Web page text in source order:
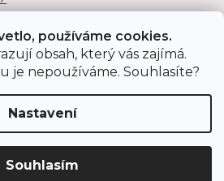
používáme cookies.
obsah, který vás zajímá.
je nepoužíváme. Souhlasíte?
Nastavení
Souhlasím